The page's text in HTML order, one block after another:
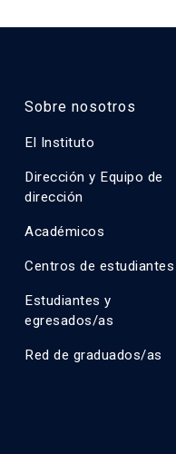
Sobre nosotros
El Instituto
Dirección y Equipo de
dirección
Académicos
Centros de estudiantes
Estudiantes y
egresados/as
Red de graduados/as